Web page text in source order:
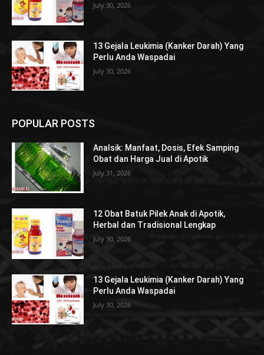
July 30, 2026
13 Gejala Leukimia (Kanker Darah) Yang
Perlu Anda Waspadai
July 30, 2026
POPULAR POSTS
Analsik: Manfaat, Dosis, Efek Samping
Obat dan Harga Jual di Apotik
July 31, 2026
12 Obat Batuk Pilek Anak di Apotik,
Herbal dan Tradisional Lengkap
July 30, 2026
13 Gejala Leukimia (Kanker Darah) Yang
Perlu Anda Waspadai
July 30, 2026